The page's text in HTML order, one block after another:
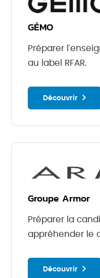
GÉMO
Préparer
au label RFAR.
Découvrir
Groupe Armor
Préparer la
appréhender le
Découvrir